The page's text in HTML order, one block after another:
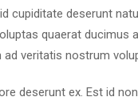
cupiditate deserunt
quaerat ducimus
ad veritatis nostrum
deserunt ex. Est id